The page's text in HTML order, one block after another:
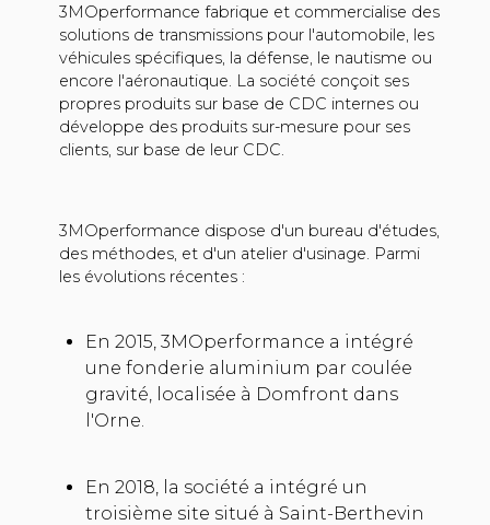
3MOperformance fabrique et commercialise des
solutions de transmissions pour l'automobile, les
véhicules spécifiques, la défense, le nautisme ou
encore l'aéronautique. La société conçoit ses
propres produits sur base de CDC internes ou
développe des produits sur-mesure pour ses
clients, sur base de leur CDC.
3MOperformance dispose d'un bureau d'études,
des méthodes, et d'un atelier d'usinage. Parmi
les évolutions récentes :
En 2015, 3MOperformance a intégré
une fonderie aluminium par coulée
gravité, localisée à Domfront dans
l'Orne.
En 2018, la société a intégré un
troisième site situé à Saint-Berthevin